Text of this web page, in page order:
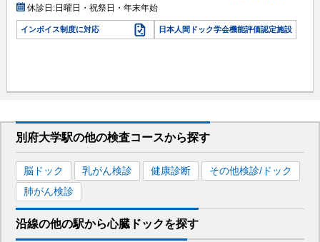
休診日:日曜日・祝祭日・年末年始
インボイス制度に対応 日本人間ドック学会機能評価認定施設
別府大学駅の他の検査コースから探す
脳ドック 乳がん検診 健康診断
その他検診/ドック
肺がん検診
沿線の他の駅から心臓ドックを探す